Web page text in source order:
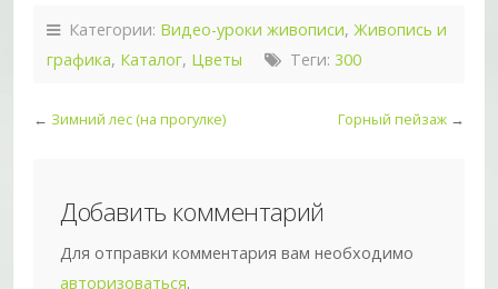
Категории: Видео-уроки живописи, Живопись и
графика, Каталог, Цветы Теги: 300
← Зимний лес (на прогулке) Горный пейзаж →
Добавить комментарий
Для отправки комментария вам необходимо
авторизоваться.